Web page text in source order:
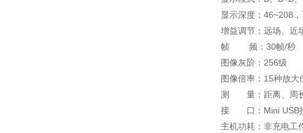
显示深度：46~208，
增益调节：远场、近
帧 频：30帧/秒
图像灰阶：256级
图像倍率：15种放大
测 量：距离、周长
接 口：Mini USB
主机功耗：非充电工